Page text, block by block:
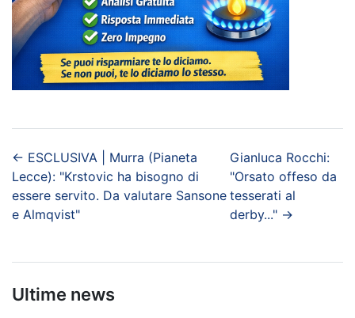
← ESCLUSIVA | Murra (Pianeta
Lecce): "Krstovic ha bisogno di
essere servito. Da valutare Sansone
e Almqvist"
Gianluca Rocchi:
"Orsato offeso da
tesserati al
derby..."→
Ultime news